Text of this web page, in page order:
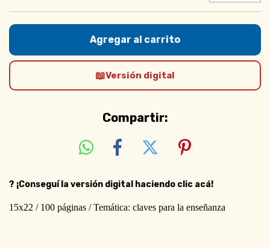
Versión digital
Compartir:
? ¡Conseguí la versión digital haciendo clic acá!
15x22 / 100 páginas / Temática: claves para la enseñanza